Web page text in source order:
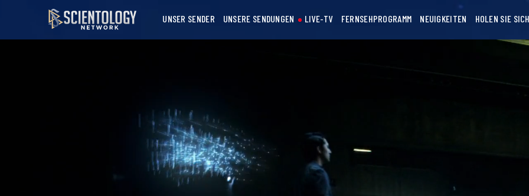
UNSER SENDER UNSERE SENDUNGEN LIVE-TV FERNSEHPROGRAMM NEUIGKEITEN HOLEN SIE